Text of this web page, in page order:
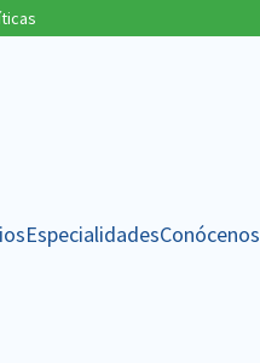
EspecialidadesConócenos